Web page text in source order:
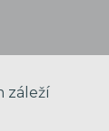
záleží